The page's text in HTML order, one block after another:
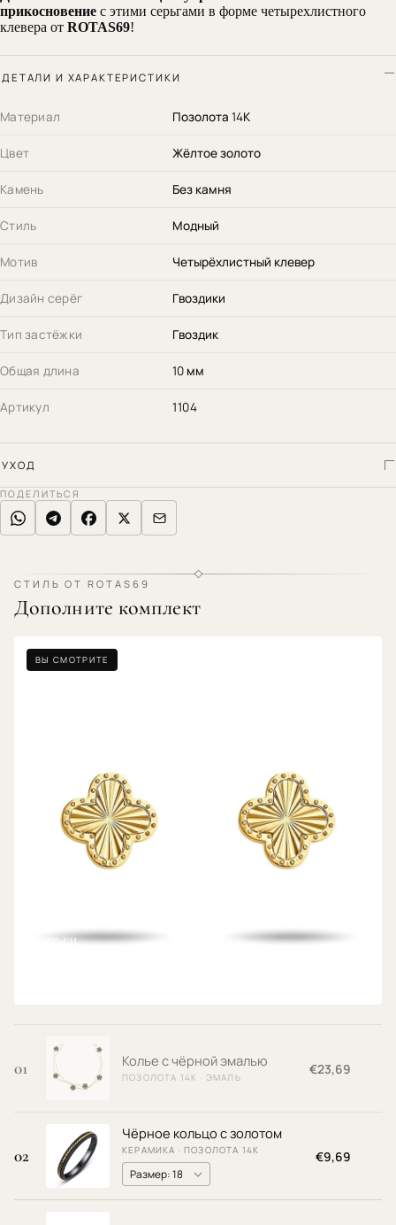
прикосновение с этими серьгами в форме четырехлистного
клевера от ROTAS69!
ДЕТАЛИ И ХАРАКТЕРИСТИКИ
Материал Позолота 14К
Цвет Жёлтое золото
Камень Без камня
Стиль Модный
Мотив Четырёхлистный клевер
Дизайн серёг Гвоздики
Тип застёжки Гвоздик
Общая длина 10 мм
Артикул 1104
УХОД
ПОДЕЛИТЬСЯ
СТИЛЬ ОТ ROTAS69
Дополните комплект
ВЫ СМОТРИТЕ
Серьги
01 Колье с чёрной эмалью
ПОЗОЛОТА 14К · ЭМАЛЬ
€23,69
02
Чёрное кольцо с золотом
КЕРАМИКА · ПОЗОЛОТА 14К €9,69